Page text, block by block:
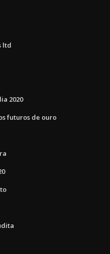
ltd
2020
futuros de ouro